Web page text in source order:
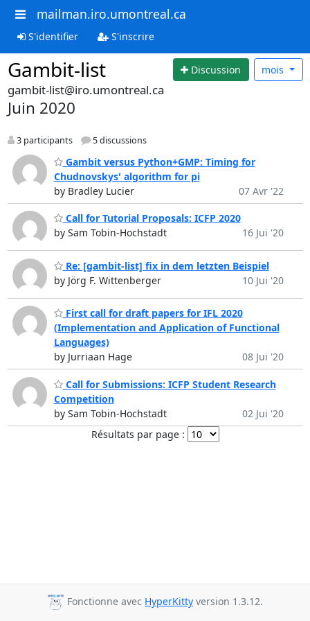
mailman.iro.umontreal.ca
S'identifier S'inscrire
Gambit-list Discussion mois
gambit-list@iro.umontreal.ca
Juin 2020
3 participants 5 discussions
Gambit versus Python+GMP: Timing for
Chudnovskys' algorithm for pi
by Bradley Lucier
07 Avr '22
Call for Tutorial Proposals: ICFP 2020
by Sam Tobin-Hochstadt
16 Jui '20
Re: [gambit-list] fix in dem letzten Beispiel
by Jörg F. Wittenberger
10 Jui '20
First call for draft papers for IFL 2020
(Implementation and Application of Functional
Languages)
by Jurriaan Hage
08 Jui '20
Call for Submissions: ICFP Student Research
Competition
by Sam Tobin-Hochstadt
02 Jui '20
Résultats par page :
Fonctionne avec HyperKitty version 1.3.12.